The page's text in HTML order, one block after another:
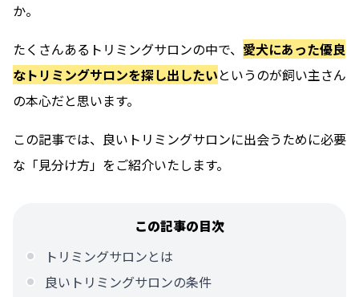
か。
たくさんあるトリミングサロンの中で、 愛犬にあった優良
なトリミングサロンを探し出したいというのが飼い主さん
の本心だと思います。
この記事では、良いトリミングサロンに出会うために必要
な「見分け方」をご紹介いたします。
この記事の目次
トリミングサロンとは
良いトリミングサロンの条件